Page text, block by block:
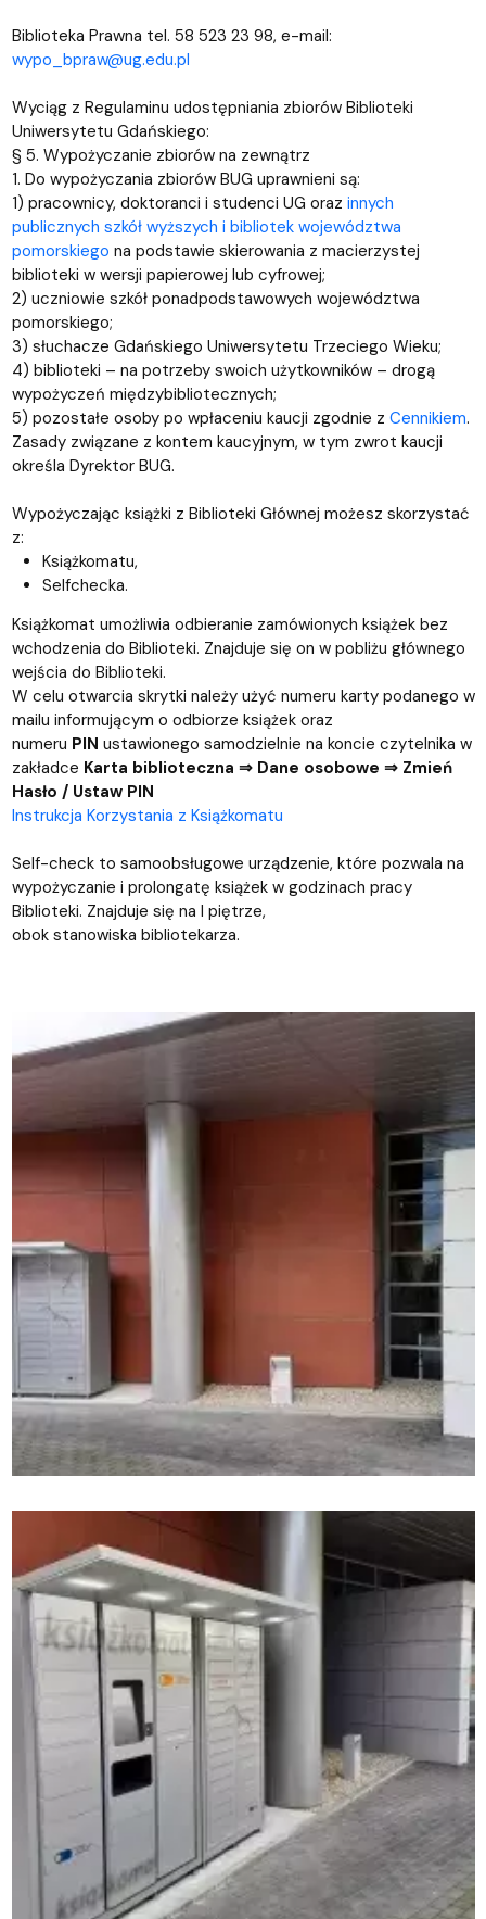
Biblioteka Prawna tel. 58 523 23 98, e-mail:
wypo_bpraw@ug.edu.pl
Wyciąg z Regulaminu udostępniania zbiorów Biblioteki
Uniwersytetu Gdańskiego:
§ 5. Wypożyczanie zbiorów na zewnątrz
1. Do wypożyczania zbiorów BUG uprawnieni są:
1) pracownicy, doktoranci i studenci UG oraz innych
publicznych szkół wyższych i bibliotek województwa
pomorskiego na podstawie skierowania z macierzystej
biblioteki w wersji papierowej lub cyfrowej;
2) uczniowie szkół ponadpodstawowych województwa
pomorskiego;
3) słuchacze Gdańskiego Uniwersytetu Trzeciego Wieku;
4) biblioteki – na potrzeby swoich użytkowników – drogą
wypożyczeń międzybibliotecznych;
5) pozostałe osoby po wpłaceniu kaucji zgodnie z Cennikiem.
Zasady związane z kontem kaucyjnym, w tym zwrot kaucji
określa Dyrektor BUG.
Wypożyczając książki z Biblioteki Głównej możesz skorzystać
z:
Książkomatu,
Selfchecka.
Książkomat umożliwia odbieranie zamówionych książek bez
wchodzenia do Biblioteki. Znajduje się on w pobliżu głównego
wejścia do Biblioteki.
W celu otwarcia skrytki należy użyć numeru karty podanego w
mailu informującym o odbiorze książek oraz
numeru PIN ustawionego samodzielnie na koncie czytelnika w
zakładce Karta biblioteczna ⇒ Dane osobowe ⇒ Zmień
Hasło / Ustaw PIN
Instrukcja Korzystania z Książkomatu
Self-check to samoobsługowe urządzenie, które pozwala na
wypożyczanie i prolongatę książek w godzinach pracy
Biblioteki. Znajduje się na I piętrze,
obok stanowiska bibliotekarza.